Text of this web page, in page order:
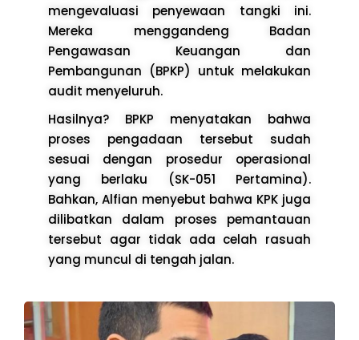
mengevaluasi penyewaan tangki ini.
Mereka menggandeng Badan
Pengawasan Keuangan dan
Pembangunan (BPKP) untuk melakukan
audit menyeluruh.
Hasilnya? BPKP menyatakan bahwa
proses pengadaan tersebut sudah
sesuai dengan prosedur operasional
yang berlaku (SK-051 Pertamina).
Bahkan, Alfian menyebut bahwa KPK juga
dilibatkan dalam proses pemantauan
tersebut agar tidak ada celah rasuah
yang muncul di tengah jalan.